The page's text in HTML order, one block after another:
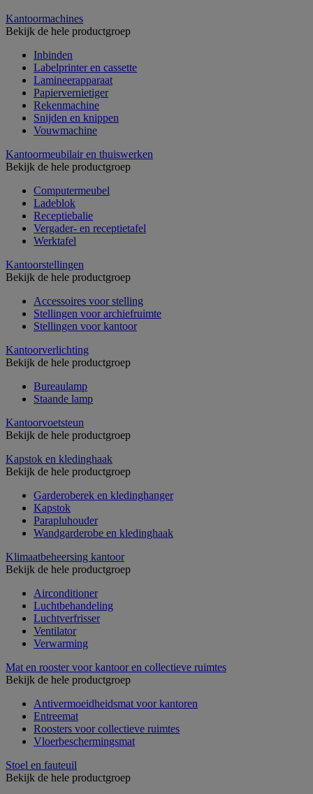
Kantoormachines
Bekijk de hele productgroep
Inbinden
Labelprinter en cassette
Lamineerapparaat
Papiervernietiger
Rekenmachine
Snijden en knippen
Vouwmachine
Kantoormeubilair en thuiswerken
Bekijk de hele productgroep
Computermeubel
Ladeblok
Receptiebalie
Vergader- en receptietafel
Werktafel
Kantoorstellingen
Bekijk de hele productgroep
Accessoires voor stelling
Stellingen voor archiefruimte
Stellingen voor kantoor
Kantoorverlichting
Bekijk de hele productgroep
Bureaulamp
Staande lamp
Kantoorvoetsteun
Bekijk de hele productgroep
Kapstok en kledinghaak
Bekijk de hele productgroep
Garderoberek en kledinghanger
Kapstok
Parapluhouder
Wandgarderobe en kledinghaak
Klimaatbeheersing kantoor
Bekijk de hele productgroep
Airconditioner
Luchtbehandeling
Luchtverfrisser
Ventilator
Verwarming
Mat en rooster voor kantoor en collectieve ruimtes
Bekijk de hele productgroep
Antivermoeidheidsmat voor kantoren
Entreemat
Roosters voor collectieve ruimtes
Vloerbeschermingsmat
Stoel en fauteuil
Bekijk de hele productgroep